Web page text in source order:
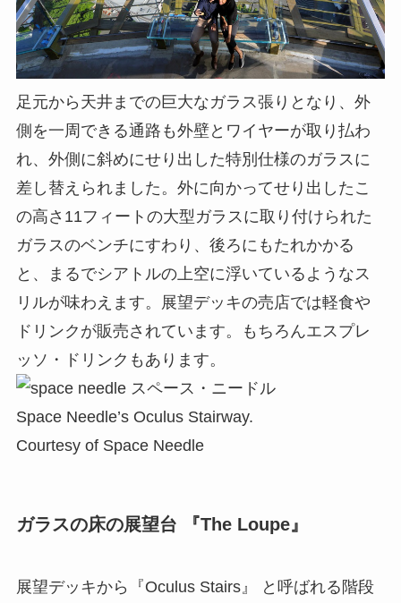
足元から天井までの巨大なガラス張りとなり、外
側を一周できる通路も外壁とワイヤーが取り払わ
れ、外側に斜めにせり出した特別仕様のガラスに
差し替えられました。外に向かってせり出したこ
の高さ11フィートの大型ガラスに取り付けられた
ガラスのベンチにすわり、後ろにもたれかかる
と、まるでシアトルの上空に浮いているようなス
リルが味わえます。展望デッキの売店では軽食や
ドリンクが販売されています。もちろんエスプレ
ッソ・ドリンクもあります。
Space Needle’s Oculus Stairway.
Courtesy of Space Needle
ガラスの床の展望台 『The Loupe』
展望デッキから『Oculus Stairs』 と呼ばれる階段